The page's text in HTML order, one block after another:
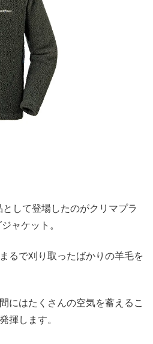
して登場したのがクリマプラ
ャケット。
るで刈り取ったばかりの羊毛を
にはたくさんの空気を蓄えるこ
揮します。